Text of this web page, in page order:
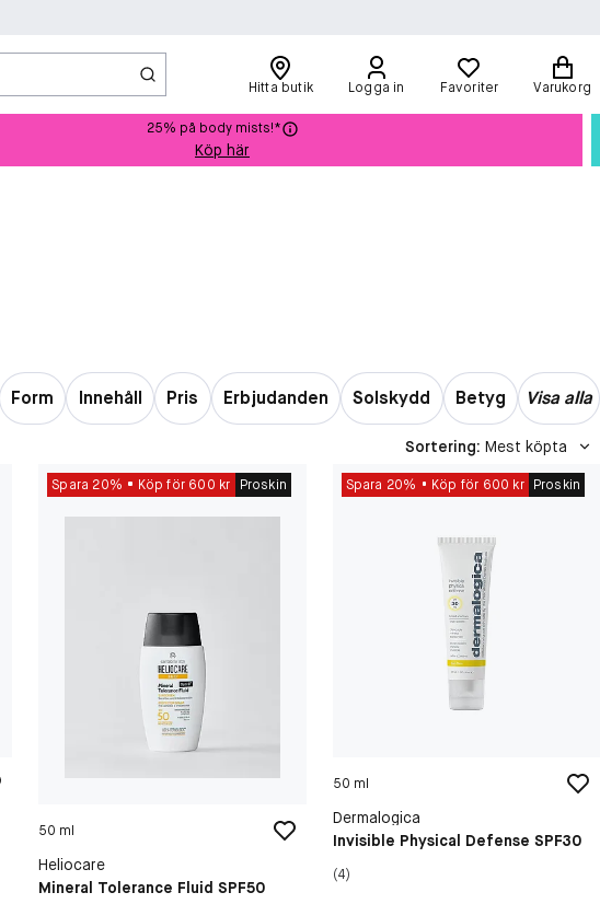
Hitta butik Logga in Favoriter Varukorg
25% på body mists!*
Köp här
Form Innehåll Pris Erbjudanden Solskydd Betyg Visa alla
Sortering: Mest köpta
Spara 20% Köp för 600 kr Proskin
50 ml
Heliocare
Mineral Tolerance Fluid SPF50
Spara 20% Köp för 600 kr Proskin
50 ml
Dermalogica
Invisible Physical Defense SPF30
(4)